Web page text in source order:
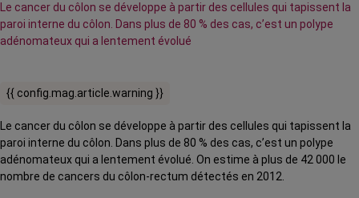
Le cancer du côlon se développe à partir des cellules qui tapissent la
paroi interne du côlon. Dans plus de 80 % des cas, c’est un polype
adénomateux qui a lentement évolué
{{ config.mag.article.warning }}
Le cancer du côlon se développe à partir des cellules qui tapissent la
paroi interne du côlon. Dans plus de 80 % des cas, c’est un polype
adénomateux qui a lentement évolué. On estime à plus de 42 000 le
nombre de cancers du côlon-rectum détectés en 2012.